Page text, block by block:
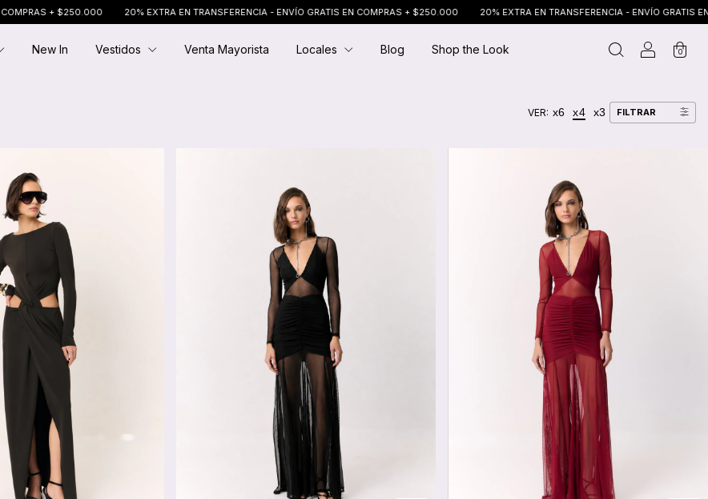
EXTRA EN TRANSFERENCIA - ENVÍO GRATIS EN COMPRAS + $250.000 20% EXTRA EN TRANSFERENCIA - ENVÍO GRATIS EN COMPRAS + $250.000
New In Vestidos Venta Mayorista Locales Blog Shop the Look 0
VER: x6 x4 x3 FILTRAR